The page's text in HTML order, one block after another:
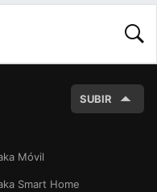
SUBIR
Móvil
Smart Home